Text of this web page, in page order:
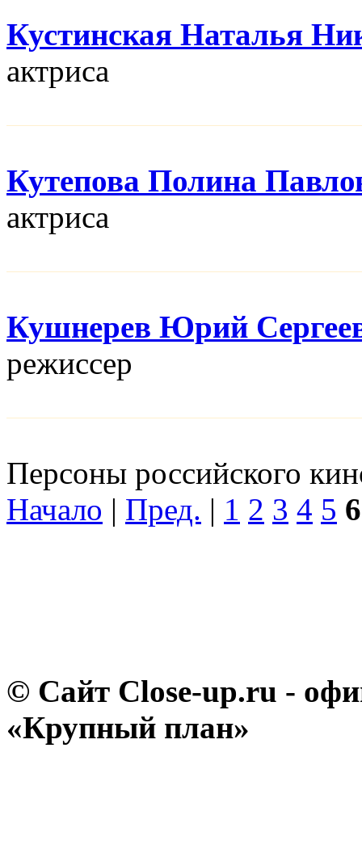
Кустинская Наталья
актриса
Кутепова Полина
актриса
Кушнерев Юрий
режисcер
Персоны российского
Начало | Пред. | 1 2 3 4 5 6
© Сайт Close-up.ru -
«Крупный план»